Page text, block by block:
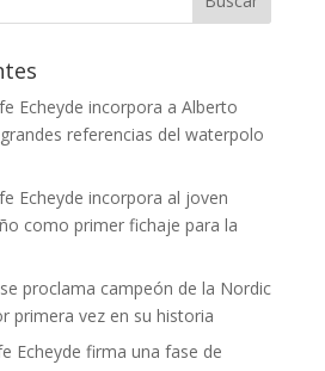
Echeyde incorpora a Alberto
referencias del waterpolo
Echeyde incorpora al joven
como primer fichaje para la
proclama campeón de la Nordic
primera vez en su historia
Echeyde firma una fase de